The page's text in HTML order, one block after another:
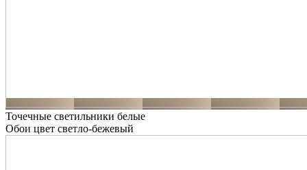
Точечные светильники белые
Обои цвет светло-бежевый